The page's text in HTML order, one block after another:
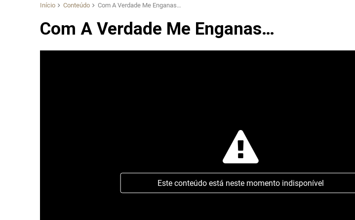
Início Conteúdo Com A Verdade Me Enganas…
Com A Verdade Me Enganas…
Este conteúdo está neste momento indisponível